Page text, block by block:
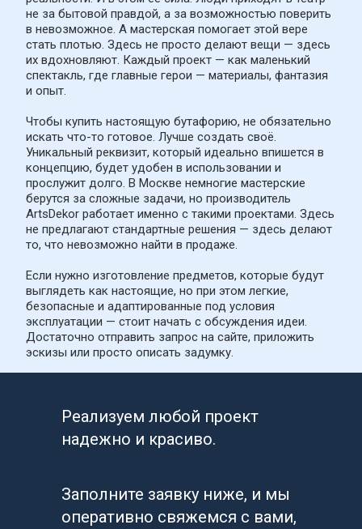
не за бытовой правдой, а за возможностью поверить
в невозможное. А мастерская помогает этой вере
стать плотью. Здесь не просто делают вещи — здесь
их вдохновляют. Каждый проект — как маленький
спектакль, где главные герои — материалы, фантазия
и опыт.
Чтобы купить настоящую бутафорию, не обязательно
искать что-то готовое. Лучше создать своё.
Уникальный реквизит, который идеально впишется в
концепцию, будет удобен в использовании и
прослужит долго. В Москве немногие мастерские
берутся за сложные задачи, но производитель
ArtsDekor работает именно с такими проектами. Здесь
не предлагают стандартные решения — здесь делают
то, что невозможно найти в продаже.
Если нужно изготовление предметов, которые будут
выглядеть как настоящие, но при этом легкие,
безопасные и адаптированные под условия
эксплуатации — стоит начать с обсуждения идеи.
Достаточно отправить запрос на сайте, приложить
эскизы или просто описать задумку.
Заполните заявку ниже, и мы
оперативно свяжемся с вами,
Реализуем любой проект
надежно и красиво.